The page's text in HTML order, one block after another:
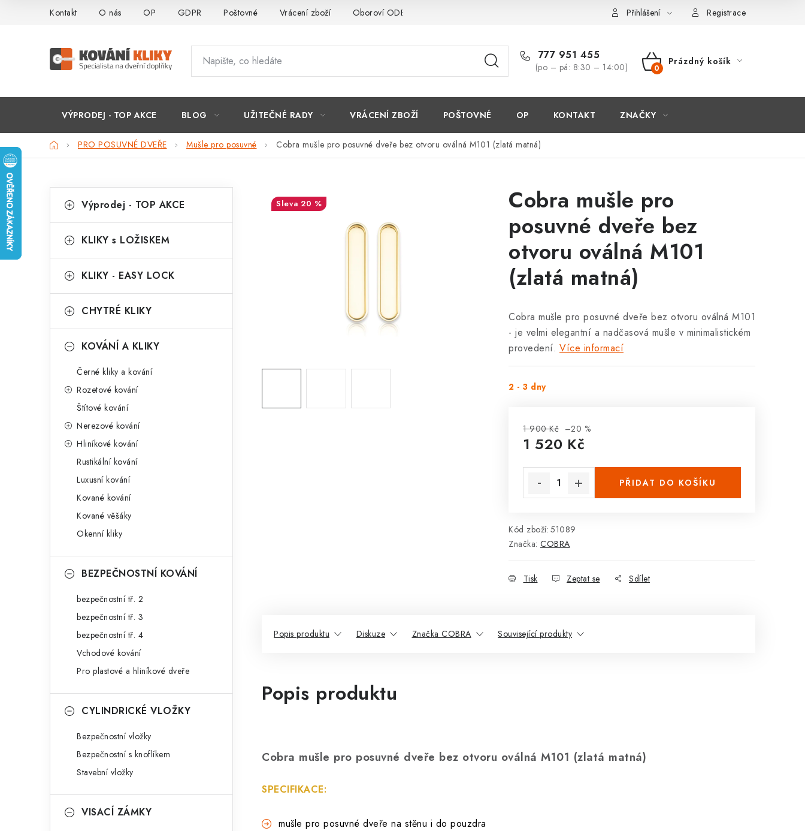
Kontakt O nás OP GDPR Poštovné Vrácení zboží Oboroví ODBORNÍCI Přihlášení Registrace
777 951 455
(po – pá: 8:30 – 14:00)
NÁKUPNÍ
Prázdný košík
VÝPRODEJ - TOP AKCE BLOG UŽITEČNÉ RADY VRÁCENÍ ZBOŽÍ POŠTOVNÉ OP KONTAKT ZNAČKY
DomůPRO POSUVNÉ DVEŘE Mušle pro posuvné Cobra mušle pro posuvné dveře bez otvoru oválná M101 (zlatá matná)
o
t
r
n
kategorie
a
e
o
i
Výprodej - TOP AKCE
KLIKY s LOŽISKEM
KLIKY - EASY LOCK
CHYTRÉ KLIKY
KOVÁNÍ A KLIKY
Černé kliky a kování
Rozetové kování
Štítové kování
Nerezové kování
Hliníkové kování
Rustikální kování
Luxusní kování
Kované kování
Kované věšáky
Okenní kliky
BEZPEČNOSTNÍ KOVÁNÍ
bezpečnostní tř. 2
bezpečnostní tř. 3
bezpečnostní tř. 4
Vchodové kování
Pro plastové a hliníkové dveře
CYLINDRICKÉ VLOŽKY
Bezpečnostní vložky
Bezpečnostní s knoflíkem
Stavební vložky
VISACÍ ZÁMKY
Cobra mušle pro
posuvné dveře bez
otvoru oválná M101
(zlatá matná)
Cobra mušle pro posuvné dveře bez otvoru oválná M101
- je velmi elegantní a nadčasová mušle v minimalistickém
provedení. Více informací
2 - 3 dny
1 900 Kč –20 %
1 520 Kč
PŘIDAT DO KOŠÍKU
Kód zboží: 51089
Značka: COBRA
Tisk Zeptat se Sdílet
20 %
Popis produktu Diskuze Značka COBRA Související produkty
Popis produktu
Cobra mušle pro posuvné dveře bez otvoru oválná M101 (zlatá matná)
SPECIFIKACE:
mušle pro posuvné dveře na stěnu i do pouzdra